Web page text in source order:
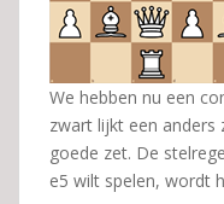
We hebben nu een
zwart lijkt een anders
goede zet. De
e5 wilt spelen, wordt